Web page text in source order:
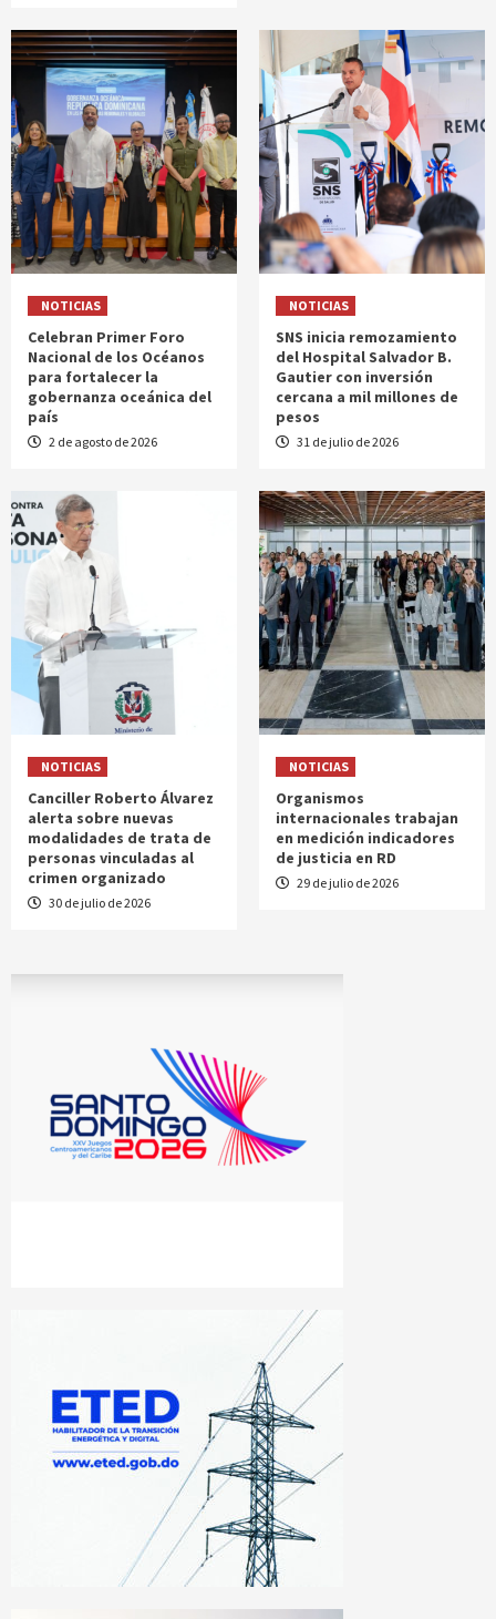
NOTICIAS
Celebran Primer Foro
Nacional de los Océanos
para fortalecer la
gobernanza oceánica del
país
2 de agosto de 2026
NOTICIAS
SNS inicia remozamiento
del Hospital Salvador B.
Gautier con inversión
cercana a mil millones de
pesos
31 de julio de 2026
NOTICIAS
Canciller Roberto Álvarez
alerta sobre nuevas
modalidades de trata de
personas vinculadas al
crimen organizado
30 de julio de 2026
NOTICIAS
Organismos
internacionales trabajan
en medición indicadores
de justicia en RD
29 de julio de 2026